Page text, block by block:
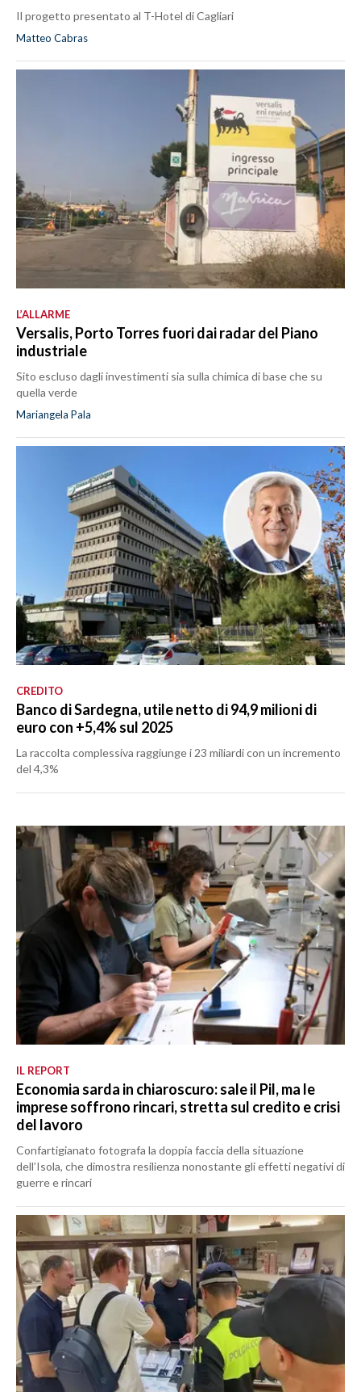
Il progetto presentato al T-Hotel di Cagliari
Matteo Cabras
L’ALLARME
Versalis, Porto Torres fuori dai radar del Piano
industriale
Sito escluso dagli investimenti sia sulla chimica di base che su
quella verde
Mariangela Pala
CREDITO
Banco di Sardegna, utile netto di 94,9 milioni di
euro con +5,4% sul 2025
La raccolta complessiva raggiunge i 23 miliardi con un incremento
del 4,3%
IL REPORT
Economia sarda in chiaroscuro: sale il Pil, ma le
imprese soffrono rincari, stretta sul credito e crisi
del lavoro
Confartigianato fotografa la doppia faccia della situazione
dell’Isola, che dimostra resilienza nonostante gli effetti negativi di
guerre e rincari